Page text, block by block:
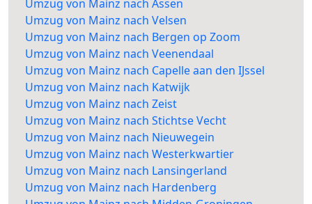
Umzug von Mainz nach Assen
Umzug von Mainz nach Velsen
Umzug von Mainz nach Bergen op Zoom
Umzug von Mainz nach Veenendaal
Umzug von Mainz nach Capelle aan den IJssel
Umzug von Mainz nach Katwijk
Umzug von Mainz nach Zeist
Umzug von Mainz nach Stichtse Vecht
Umzug von Mainz nach Nieuwegein
Umzug von Mainz nach Westerkwartier
Umzug von Mainz nach Lansingerland
Umzug von Mainz nach Hardenberg